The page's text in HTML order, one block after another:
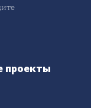
проекты